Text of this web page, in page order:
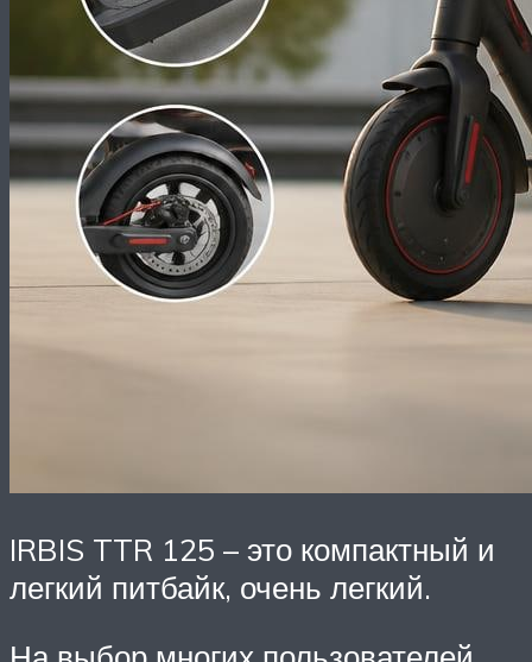
IRBIS TTR 125 – это компактный и
легкий питбайк, очень легкий.